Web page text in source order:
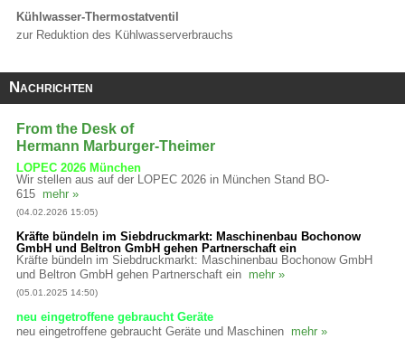
Kühlwasser-Thermostatventil
zur Reduktion des Kühlwasserverbrauchs
Nachrichten
From the Desk of
Hermann Marburger-Theimer
LOPEC 2026 München
Wir stellen aus auf der LOPEC 2026 in München Stand BO-
615
mehr »
(04.02.2026 15:05)
Kräfte bündeln im Siebdruckmarkt: Maschinenbau Bochonow
GmbH und Beltron GmbH gehen Partnerschaft ein
Kräfte bündeln im Siebdruckmarkt: Maschinenbau Bochonow GmbH
und Beltron GmbH gehen Partnerschaft ein
mehr »
(05.01.2025 14:50)
neu eingetroffene gebraucht Geräte
neu eingetroffene gebraucht Geräte und Maschinen
mehr »